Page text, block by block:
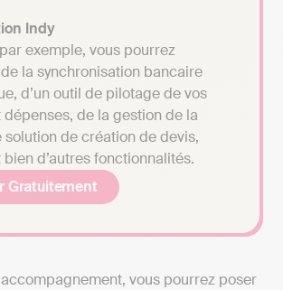
Indy
exemple, vous pourrez
la synchronisation bancaire
d’un outil de pilotage de vos
de la gestion de la
solution de création de devis,
d’autres fonctionnalités.
Gratuitement
vous pourrez poser